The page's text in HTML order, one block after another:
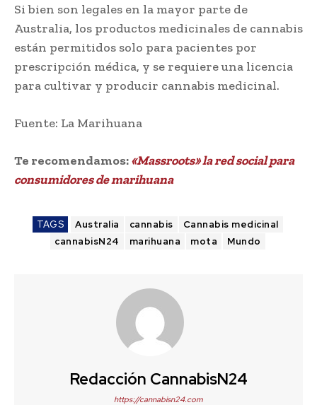
Si bien son legales en la mayor parte de
Australia, los productos medicinales de cannabis
están permitidos solo para pacientes por
prescripción médica, y se requiere una licencia
para cultivar y producir cannabis medicinal.
Fuente: La Marihuana
Te recomendamos:«Massroots» la red social para
consumidores de marihuana
TAGS Australia cannabis
Cannabis medicinal
cannabisN24
marihuana mota Mundo
Redacción CannabisN24
https://cannabisn24.com